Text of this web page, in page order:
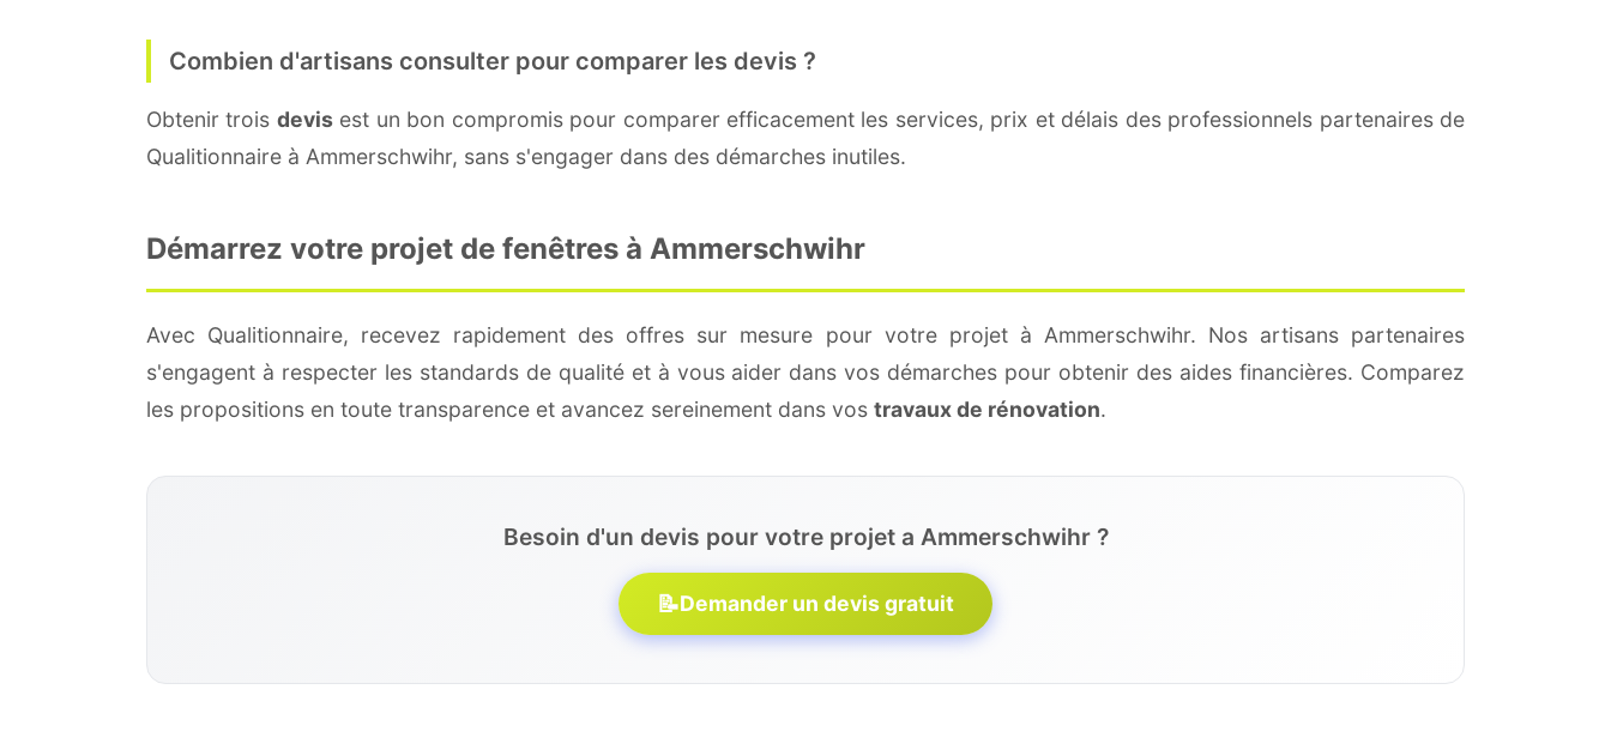
Combien d'artisans consulter pour comparer les devis ?
Obtenir trois devisest un bon compromis pour comparer efficacement les services, prix et délais des professionnels partenaires de
Qualitionnaire à Ammerschwihr, sans s'engager dans des démarches inutiles.
Démarrez votre projet de fenêtres à Ammerschwihr
Avec Qualitionnaire, recevez rapidement des offres sur mesure pour votre projet à Ammerschwihr. Nos artisans partenaires
s'engagent à respecter les standards de qualité et à vous aider dans vos démarches pour obtenir des aides financières. Comparez
les propositions en toute transparence et avancez sereinement dans vos travaux de rénovation.
Besoin d'un devis pour votre projet a Ammerschwihr ?
📝Demander un devis gratuit